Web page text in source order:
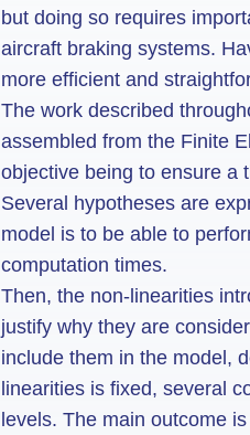
but doing so requires
aircraft braking systems.
more efficient and
The work described
assembled from the Finite
objective being to ensure a
Several hypotheses are
model is to be able to
computation times.
Then, the non-linearities
justify why they are
include them in the model,
linearities is fixed, several
levels. The main outcome